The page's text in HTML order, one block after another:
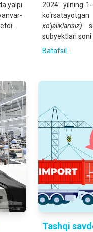
yalpi
2024- yilning
xo‘jaliklarisiz)
subyektlari
Batafsil ...
Tashqi